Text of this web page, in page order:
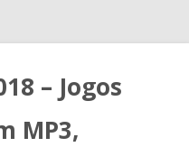
– Jogos
MP3,